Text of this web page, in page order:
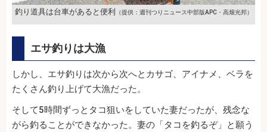
釣り道具は台車があると便利 （提供：週刊つりニュース中部版APC・高畑光邦）
エサ釣りは大漁
しかし、エサ釣りは次から次へとカサゴ、アイナメ、ベラを
たくさん釣り上げて大漁だった。
そして5時間ずっとタコ狙いをしていた妻だったが、残念な
がら釣ることができなかった。妻の「タコを釣るぞ」と願う